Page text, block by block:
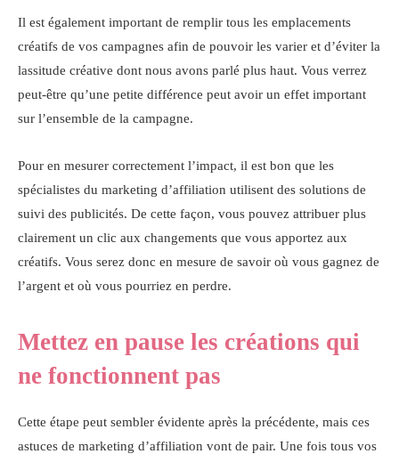
Il est également important de remplir tous les emplacements
créatifs de vos campagnes afin de pouvoir les varier et d’éviter la
lassitude créative dont nous avons parlé plus haut. Vous verrez
peut-être qu’une petite différence peut avoir un effet important
sur l’ensemble de la campagne.
Pour en mesurer correctement l’impact, il est bon que les
spécialistes du marketing d’affiliation utilisent des solutions de
suivi des publicités. De cette façon, vous pouvez attribuer plus
clairement un clic aux changements que vous apportez aux
créatifs. Vous serez donc en mesure de savoir où vous gagnez de
l’argent et où vous pourriez en perdre.
Mettez en pause les créations qui
ne fonctionnent pas
Cette étape peut sembler évidente après la précédente, mais ces
astuces de marketing d’affiliation vont de pair. Une fois tous vos